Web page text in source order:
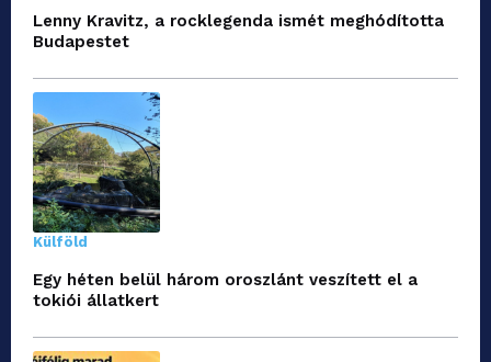
Lenny Kravitz, a rocklegenda ismét meghódította
Budapestet
Külföld
Egy héten belül három oroszlánt veszített el a
tokiói állatkert